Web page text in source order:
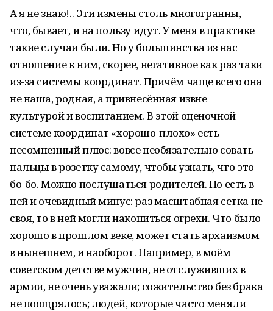
А я не знаю!.. Эти измены столь многогранны,
что, бывает, и на пользу идут. У меня в практике
такие случаи были. Но у большинства из нас
отношение к ним, скорее, негативное как раз таки
из-за системы координат. Причём чаще всего она
не наша, родная, а привнесённая извне
культурой и воспитанием. В этой оценочной
системе координат «хорошо-плохо» есть
несомненный плюс: вовсе необязательно совать
пальцы в розетку самому, чтобы узнать, что это
бо-бо. Можно послушаться родителей. Но есть в
ней и очевидный минус: раз масштабная сетка не
своя, то в ней могли накопиться огрехи. Что было
хорошо в прошлом веке, может стать архаизмом
в нынешнем, и наоборот. Например, в моём
советском детстве мужчин, не отслуживших в
армии, не очень уважали; сожительство без брака
не поощрялось; людей, которые часто меняли